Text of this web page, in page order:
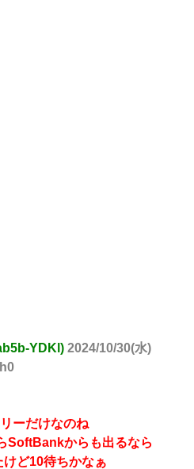
YDKl) 2024/10/30(水)
ーだけなのね
SoftBankからも出るなら
ど10待ちかなぁ